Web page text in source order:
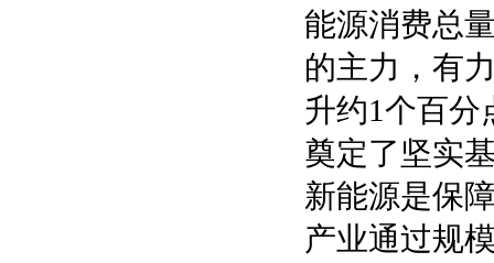
能源消费总
的主力，有
升约1个百分
奠定了坚实
新能源是保
产业通过规